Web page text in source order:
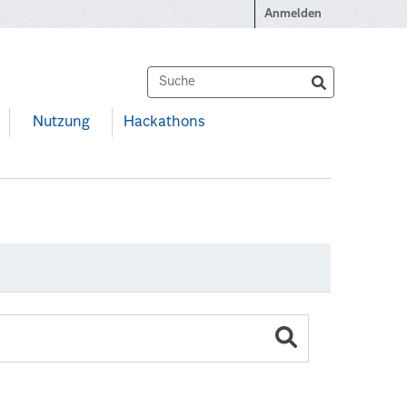
Anmelden
Nutzung Hackathons